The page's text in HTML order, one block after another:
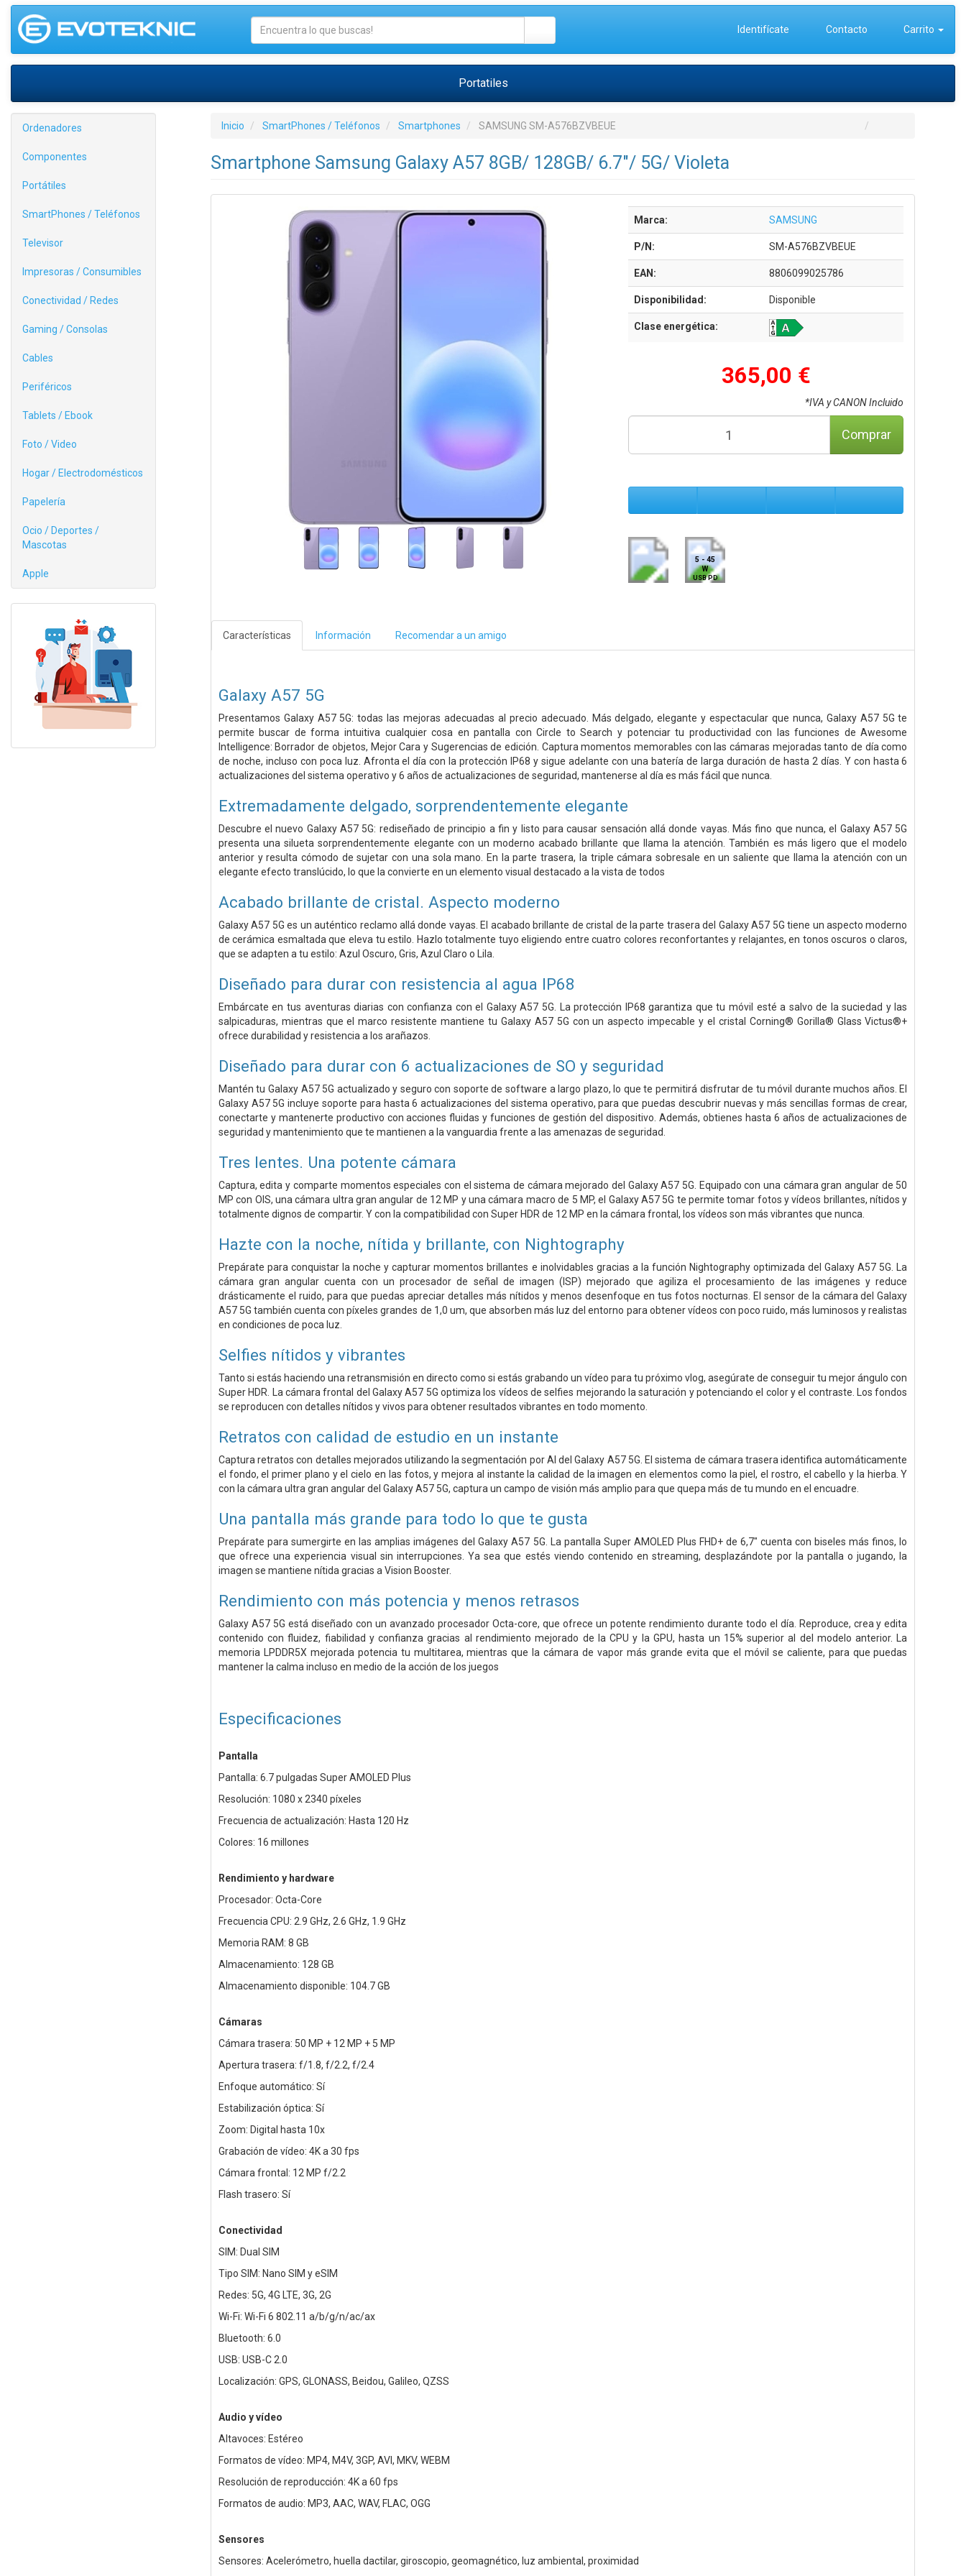
Identifícate Contacto Carrito
Portatiles
Ordenadores
Componentes
Portátiles
SmartPhones / Teléfonos
Televisor
Impresoras / Consumibles
Conectividad / Redes
Gaming / Consolas
Cables
Periféricos
Tablets / Ebook
Foto / Video
Hogar / Electrodomésticos
Papelería
Ocio / Deportes /
Mascotas
Apple
Inicio SmartPhones / Teléfonos Smartphones SAMSUNG SM-A576BZVBEUE
Smartphone Samsung Galaxy A57 8GB/ 128GB/ 6.7"/ 5G/ Violeta
Marca: SAMSUNG
P/N: SM-A576BZVBEUE
EAN: 8806099025786
Disponibilidad: Disponible
Clase energética:
365,00 €
*IVA y CANON Incluido
Comprar
5 - 45
W
USB PD
Características Información Recomendar a un amigo
Galaxy A57 5G
Presentamos Galaxy A57 5G: todas las mejoras adecuadas al precio adecuado. Más delgado, elegante y espectacular que nunca, Galaxy A57 5G te
permite buscar de forma intuitiva cualquier cosa en pantalla con Circle to Search y potenciar tu productividad con las funciones de Awesome
Intelligence: Borrador de objetos, Mejor Cara y Sugerencias de edición. Captura momentos memorables con las cámaras mejoradas tanto de día como
de noche, incluso con poca luz. Afronta el día con la protección IP68 y sigue adelante con una batería de larga duración de hasta 2 días. Y con hasta 6
actualizaciones del sistema operativo y 6 años de actualizaciones de seguridad, mantenerse al día es más fácil que nunca.
Extremadamente delgado, sorprendentemente elegante
Descubre el nuevo Galaxy A57 5G: rediseñado de principio a fin y listo para causar sensación allá donde vayas. Más fino que nunca, el Galaxy A57 5G
presenta una silueta sorprendentemente elegante con un moderno acabado brillante que llama la atención. También es más ligero que el modelo
anterior y resulta cómodo de sujetar con una sola mano. En la parte trasera, la triple cámara sobresale en un saliente que llama la atención con un
elegante efecto translúcido, lo que la convierte en un elemento visual destacado a la vista de todos
Acabado brillante de cristal. Aspecto moderno
Galaxy A57 5G es un auténtico reclamo allá donde vayas. El acabado brillante de cristal de la parte trasera del Galaxy A57 5G tiene un aspecto moderno
de cerámica esmaltada que eleva tu estilo. Hazlo totalmente tuyo eligiendo entre cuatro colores reconfortantes y relajantes, en tonos oscuros o claros,
que se adapten a tu estilo: Azul Oscuro, Gris, Azul Claro o Lila.
Diseñado para durar con resistencia al agua IP68
Embárcate en tus aventuras diarias con confianza con el Galaxy A57 5G. La protección IP68 garantiza que tu móvil esté a salvo de la suciedad y las
salpicaduras, mientras que el marco resistente mantiene tu Galaxy A57 5G con un aspecto impecable y el cristal Corning® Gorilla® Glass Victus®+
ofrece durabilidad y resistencia a los arañazos.
Diseñado para durar con 6 actualizaciones de SO y seguridad
Mantén tu Galaxy A57 5G actualizado y seguro con soporte de software a largo plazo, lo que te permitirá disfrutar de tu móvil durante muchos años. El
Galaxy A57 5G incluye soporte para hasta 6 actualizaciones del sistema operativo, para que puedas descubrir nuevas y más sencillas formas de crear,
conectarte y mantenerte productivo con acciones fluidas y funciones de gestión del dispositivo. Además, obtienes hasta 6 años de actualizaciones de
seguridad y mantenimiento que te mantienen a la vanguardia frente a las amenazas de seguridad.
Tres lentes. Una potente cámara
Captura, edita y comparte momentos especiales con el sistema de cámara mejorado del Galaxy A57 5G. Equipado con una cámara gran angular de 50
MP con OIS, una cámara ultra gran angular de 12 MP y una cámara macro de 5 MP, el Galaxy A57 5G te permite tomar fotos y vídeos brillantes, nítidos y
totalmente dignos de compartir. Y con la compatibilidad con Super HDR de 12 MP en la cámara frontal, los vídeos son más vibrantes que nunca.
Hazte con la noche, nítida y brillante, con Nightography
Prepárate para conquistar la noche y capturar momentos brillantes e inolvidables gracias a la función Nightography optimizada del Galaxy A57 5G. La
cámara gran angular cuenta con un procesador de señal de imagen (ISP) mejorado que agiliza el procesamiento de las imágenes y reduce
drásticamente el ruido, para que puedas apreciar detalles más nítidos y menos desenfoque en tus fotos nocturnas. El sensor de la cámara del Galaxy
A57 5G también cuenta con píxeles grandes de 1,0 um, que absorben más luz del entorno para obtener vídeos con poco ruido, más luminosos y realistas
en condiciones de poca luz.
Selfies nítidos y vibrantes
Tanto si estás haciendo una retransmisión en directo como si estás grabando un vídeo para tu próximo vlog, asegúrate de conseguir tu mejor ángulo con
Super HDR. La cámara frontal del Galaxy A57 5G optimiza los vídeos de selfies mejorando la saturación y potenciando el color y el contraste. Los fondos
se reproducen con detalles nítidos y vivos para obtener resultados vibrantes en todo momento.
Retratos con calidad de estudio en un instante
Captura retratos con detalles mejorados utilizando la segmentación por AI del Galaxy A57 5G. El sistema de cámara trasera identifica automáticamente
el fondo, el primer plano y el cielo en las fotos, y mejora al instante la calidad de la imagen en elementos como la piel, el rostro, el cabello y la hierba. Y
con la cámara ultra gran angular del Galaxy A57 5G, captura un campo de visión más amplio para que quepa más de tu mundo en el encuadre.
Una pantalla más grande para todo lo que te gusta
Prepárate para sumergirte en las amplias imágenes del Galaxy A57 5G. La pantalla Super AMOLED Plus FHD+ de 6,7" cuenta con biseles más finos, lo
que ofrece una experiencia visual sin interrupciones. Ya sea que estés viendo contenido en streaming, desplazándote por la pantalla o jugando, la
imagen se mantiene nítida gracias a Vision Booster.
Rendimiento con más potencia y menos retrasos
Galaxy A57 5G está diseñado con un avanzado procesador Octa-core, que ofrece un potente rendimiento durante todo el día. Reproduce, crea y edita
contenido con fluidez, fiabilidad y confianza gracias al rendimiento mejorado de la CPU y la GPU, hasta un 15% superior al del modelo anterior. La
memoria LPDDR5X mejorada potencia tu multitarea, mientras que la cámara de vapor más grande evita que el móvil se caliente, para que puedas
mantener la calma incluso en medio de la acción de los juegos
Especificaciones
Pantalla
Pantalla: 6.7 pulgadas Super AMOLED Plus
Resolución: 1080 x 2340 píxeles
Frecuencia de actualización: Hasta 120 Hz
Colores: 16 millones
Rendimiento y hardware
Procesador: Octa-Core
Frecuencia CPU: 2.9 GHz, 2.6 GHz, 1.9 GHz
Memoria RAM: 8 GB
Almacenamiento: 128 GB
Almacenamiento disponible: 104.7 GB
Cámaras
Cámara trasera: 50 MP + 12 MP + 5 MP
Apertura trasera: f/1.8, f/2.2, f/2.4
Enfoque automático: Sí
Estabilización óptica: Sí
Zoom: Digital hasta 10x
Grabación de vídeo: 4K a 30 fps
Cámara frontal: 12 MP f/2.2
Flash trasero: Sí
Conectividad
SIM: Dual SIM
Tipo SIM: Nano SIM y eSIM
Redes: 5G, 4G LTE, 3G, 2G
Wi-Fi: Wi-Fi 6 802.11 a/b/g/n/ac/ax
Bluetooth: 6.0
USB: USB-C 2.0
Localización: GPS, GLONASS, Beidou, Galileo, QZSS
Audio y vídeo
Altavoces: Estéreo
Formatos de vídeo: MP4, M4V, 3GP, AVI, MKV, WEBM
Resolución de reproducción: 4K a 60 fps
Formatos de audio: MP3, AAC, WAV, FLAC, OGG
Sensores
Sensores: Acelerómetro, huella dactilar, giroscopio, geomagnético, luz ambiental, proximidad